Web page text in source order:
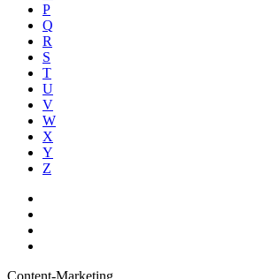
P
Q
R
S
T
U
V
W
X
Y
Z
Content-Marketing